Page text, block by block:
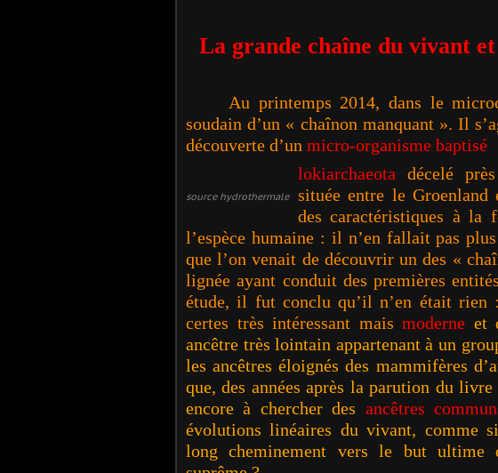
La grande chaîne du vivant
Au printemps 2014, dans le
soudain d’un « chaînon manquant ». Il
découverte d’un micro-organisme baptisé
source hydrothermale
lokiarchaeota décelé
située entre le
des caractéristiques à la
l’espèce humaine : il n’en fallait pas
que l’on venait de découvrir un des «
lignée ayant conduit des premières
étude, il fut conclu qu’il n’en était rien
certes très intéressant mais moderne et
ancêtre très lointain appartenant à un
les ancêtres éloignés des mammifères
que, des années après la parution du
encore à chercher des ancêtres
évolutions linéaires du vivant, comme
long cheminement vers le but ultime